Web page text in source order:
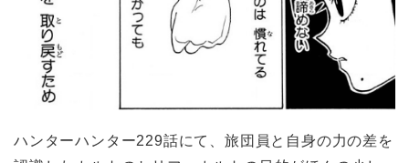
ハンターハンター229話にて、旅団員と自身の力の差を